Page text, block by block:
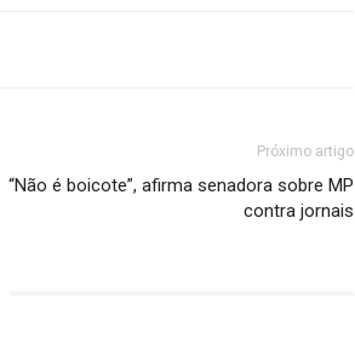
Próximo artigo
“Não é boicote”, afirma senadora sobre MP
contra jornais